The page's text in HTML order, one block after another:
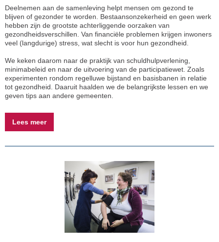
Deelnemen aan de samenleving helpt mensen om gezond te
blijven of gezonder te worden. Bestaansonzekerheid en geen werk
hebben zijn de grootste achterliggende oorzaken van
gezondheidsverschillen. Van financiële problemen krijgen inwoners
veel (langdurige) stress, wat slecht is voor hun gezondheid.
We keken daarom naar de praktijk van schuldhulpverlening,
minimabeleid en naar de uitvoering van de participatiewet. Zoals
experimenten rondom regelluwe bijstand en basisbanen in relatie
tot gezondheid. Daaruit haalden we de belangrijkste lessen en we
geven tips aan andere gemeenten.
Lees meer